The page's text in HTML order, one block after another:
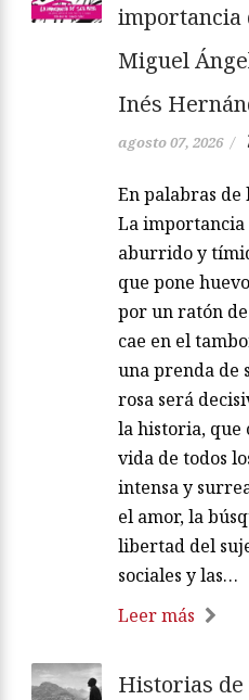
importancia
Miguel
Inés
agosto 07, 2026 /
En palabras
La importancia
aburrido y
que pone
por un ratón
cae en el
una prenda de
rosa será
la historia, que
vida de todos
intensa y
el amor, la
libertad del
sociales y las…
Leer más
Historias